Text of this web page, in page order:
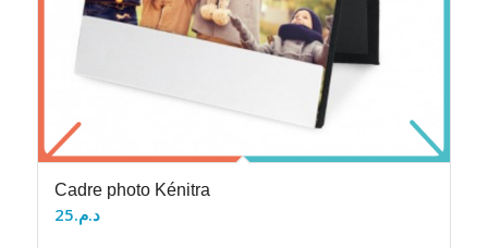
Cadre photo Kénitra
د.م.25